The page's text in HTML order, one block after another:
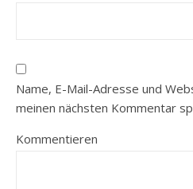
Name, E-Mail-Adresse und
meinen nächsten Kommentar
Kommentieren